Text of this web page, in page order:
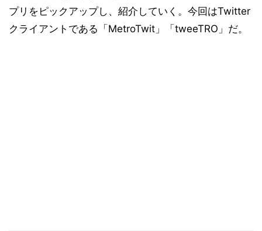
プリをピックアップし、紹介していく。今回はTwitter
クライアントである「MetroTwit」「tweeTRO」だ。